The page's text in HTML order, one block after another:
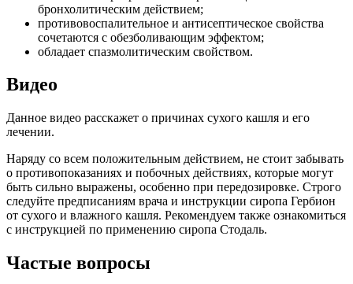
бронхолитическим действием;
противовоспалительное и антисептическое свойства
сочетаются с обезболивающим эффектом;
обладает спазмолитическим свойством.
Видео
Данное видео расскажет о причинах сухого кашля и его
лечении.
Наряду со всем положительным действием, не стоит забывать
о противопоказаниях и побочных действиях, которые могут
быть сильно выражены, особенно при передозировке. Строго
следуйте предписаниям врача и инструкции сиропа Гербион
от сухого и влажного кашля. Рекомендуем также ознакомиться
с инструкцией по применению сиропа Стодаль.
Частые вопросы